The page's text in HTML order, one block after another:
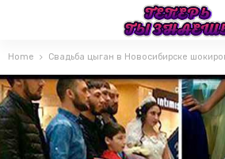
Home Свадьба цыган в Новосибирске